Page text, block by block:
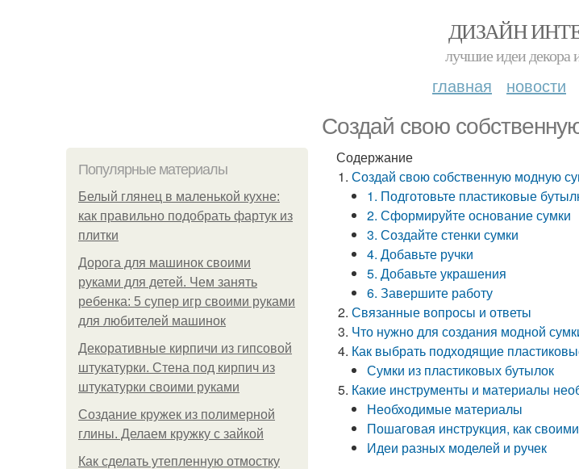
ДИЗАЙН
лучшие идеи декора
главная новости
Создай свою
Популярные материалы
Белый глянец в маленькой кухне:
как правильно подобрать фартук из
плитки
Дорога для машинок своими
руками для детей. Чем занять
ребенка: 5 супер игр своими руками
для любителей машинок
Декоративные кирпичи из гипсовой
штукатурки. Стена под кирпич из
штукатурки своими руками
Создание кружек из полимерной
глины. Делаем кружку с зайкой
Как сделать утепленную отмостку
Содержание
Создай свою собственную модную
1. Подготовьте пластиковые
2. Сформируйте основание сумки
3. Создайте стенки сумки
4. Добавьте ручки
5. Добавьте украшения
6. Завершите работу
Связанные вопросы и ответы
Что нужно для создания модной
Как выбрать подходящие
Сумки из пластиковых бутылок
Какие инструменты и материалы
Необходимые материалы
Пошаговая инструкция, как
Идеи разных моделей и ручек